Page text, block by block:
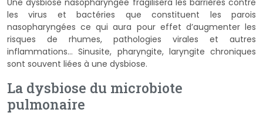
les virus et bactéries que constituent les parois
nasopharyngées ce qui aura pour effet d’augmenter les
risques de rhumes, pathologies virales et autres
inflammations… Sinusite, pharyngite, laryngite chroniques
sont souvent liées à une dysbiose.
La dysbiose du microbiote
pulmonaire